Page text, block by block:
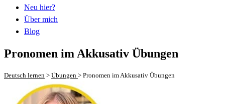
Neu hier?
Über mich
Blog
Pronomen im Akkusativ Übungen
Deutsch lernen > Übungen > Pronomen im Akkusativ Übungen